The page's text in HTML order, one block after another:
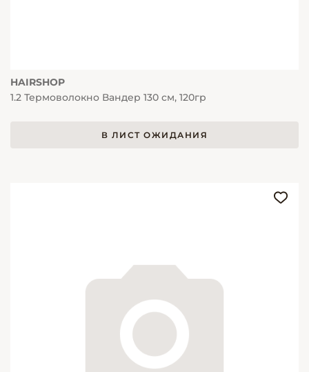
HAIRSHOP
1.2 Термоволокно Вандер 130 см, 120гр
В ЛИСТ ОЖИДАНИЯ